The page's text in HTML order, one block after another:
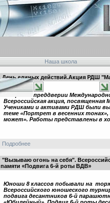
Наша школа
День единых действий.Акция РДШ
6 марта в преддверии
Всероссийская акция,
Учениками и активами РДШ были
теме «Портрет в весенних
может». Работы представлены в
Подробнее
"Вызываю огонь на себя".
памяти «Подвига 6-й роты ВДВ»
Юноши 8 классов побывали на
Всероссийского юношеского
подвига десантников 6-й